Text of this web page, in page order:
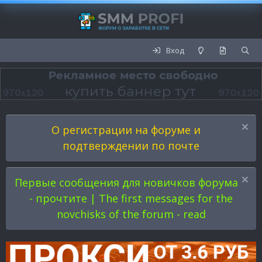
Вход
О регистрации на форуме и
подтверждении по почте
Первые сообщения для новичков форума
- прочтите | The first messages for the
novchisks of the forum - read